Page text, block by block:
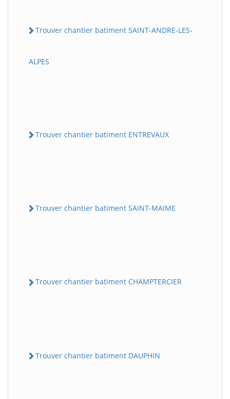
Trouver chantier batiment SAINT-ANDRE-LES-
ALPES
Trouver chantier batiment ENTREVAUX
Trouver chantier batiment SAINT-MAIME
Trouver chantier batiment CHAMPTERCIER
Trouver chantier batiment DAUPHIN